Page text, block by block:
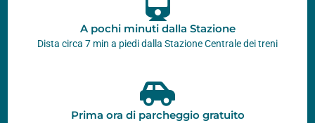
A pochi minuti dalla Stazione
Dista circa 7 min a piedi dalla Stazione Centrale dei treni
Prima ora di parcheggio gratuito